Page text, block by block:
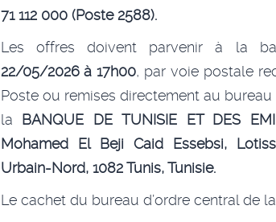
71 112 000 (Poste 2588).
Les offres doivent parvenir à la
22/05/2026 à 17h00, par voie postale
Poste ou remises directement au bureau
la BANQUE DE TUNISIE ET DES
Mohamed El Beji Caid Essebsi,
Urbain-Nord, 1082 Tunis, Tunisie.
Le cachet du bureau d’ordre central de